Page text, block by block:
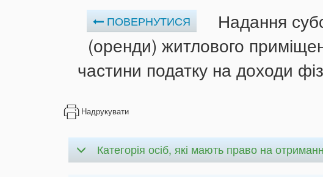
ПОВЕРНУТИСЯ
Надання
(оренди) житлового
частини податку на доходи
Надрукувати
Категорія осіб, які мають право на